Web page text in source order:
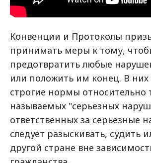
Конвенции и Протоколы
принимать меры к тому,
предотвратить любые
или положить им конец. В них
строгие нормы относительно
называемых "серьезных
ответственных за серьезные
следует разыскивать, судить
другой стране вне